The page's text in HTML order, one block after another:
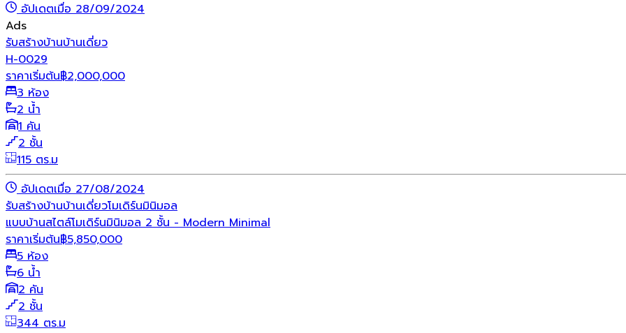
อัปเดตเมื่อ 28/09/2024
Ads
รับสร้างบ้านบ้านเดี่ยว
H-0029
ราคาเริ่มต้น฿2,000,000
3 ห้อง
2 น้ำ
1 คัน
2 ชั้น
115 ตร.ม
อัปเดตเมื่อ 27/08/2024
รับสร้างบ้านบ้านเดี่ยวโมเดิร์นมินิมอล
แบบบ้านสไตล์โมเดิร์นมินิมอล 2 ชั้น - Modern Minimal
ราคาเริ่มต้น฿5,850,000
5 ห้อง
6 น้ำ
2 คัน
2 ชั้น
344 ตร.ม